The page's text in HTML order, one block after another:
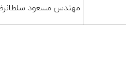
مهندس مسعود سلطان‎رضائی